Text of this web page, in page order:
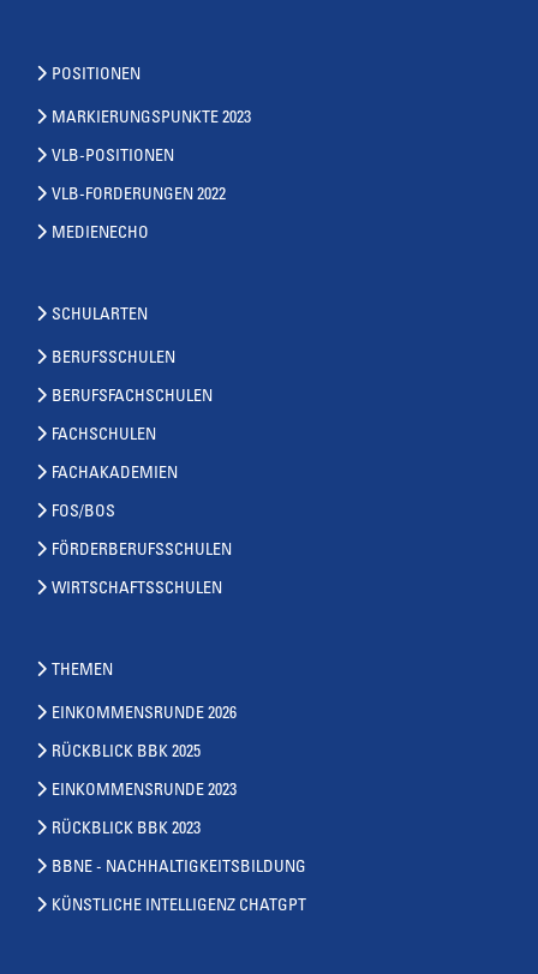
POSITIONEN
MARKIERUNGSPUNKTE 2023
VLB-POSITIONEN
VLB-FORDERUNGEN 2022
MEDIENECHO
SCHULARTEN
BERUFSSCHULEN
BERUFSFACHSCHULEN
FACHSCHULEN
FACHAKADEMIEN
FOS/BOS
FÖRDERBERUFSSCHULEN
WIRTSCHAFTSSCHULEN
THEMEN
EINKOMMENSRUNDE 2026
RÜCKBLICK BBK 2025
EINKOMMENSRUNDE 2023
RÜCKBLICK BBK 2023
BBNE - NACHHALTIGKEITSBILDUNG
KÜNSTLICHE INTELLIGENZ CHATGPT